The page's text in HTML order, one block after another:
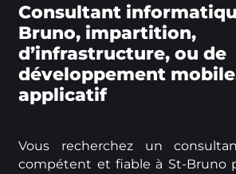
Consultant
Bruno, impartition,
d’infrastructure, ou de
développement
applicatif
Vous recherchez un
compétent et fiable à St-Bruno